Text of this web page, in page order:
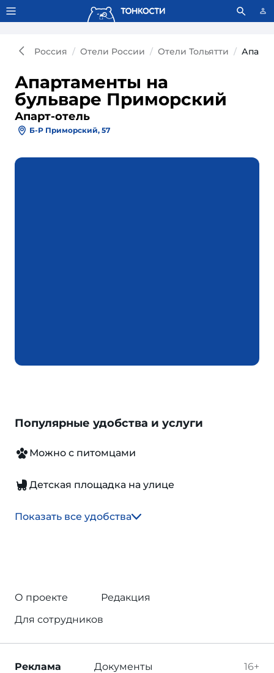
Тонкости используют сookie-файлы. Что это значит?
Россия Отели России Отели Тольятти
Апартаменты на
бульваре Приморский
Апарт-отель
Б-Р Приморский, 57
Популярные удобства и услуги
Можно с питомцами
Детская площадка на улице
Показать все удобства
О проекте
Редакция
Для сотрудников
16+
Реклама Документы